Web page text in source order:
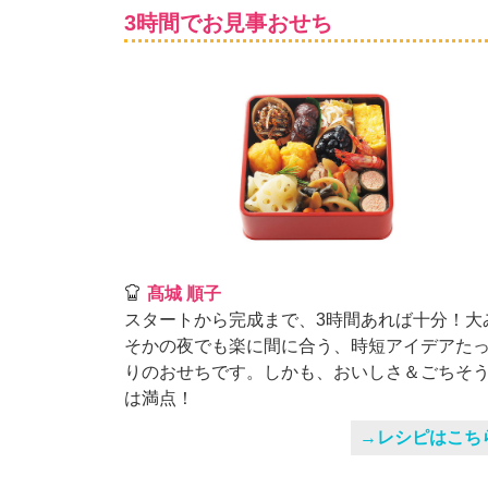
3時間でお見事おせち
髙城 順子
スタートから完成まで、3時間あれば十分！大
そかの夜でも楽に間に合う、時短アイデアた
りのおせちです。しかも、おいしさ＆ごちそ
は満点！
→レシピはこち